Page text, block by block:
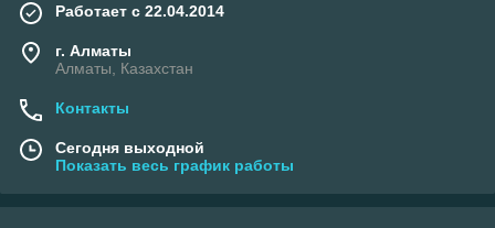
Работает с 22.04.2014
г. Алматы
Алматы, Казахстан
Контакты
Сегодня выходной
Показать весь график работы